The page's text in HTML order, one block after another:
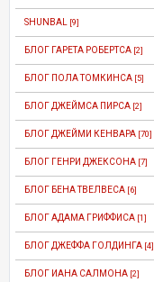
SHUNBAL [9]
БЛОГ ГАРЕТА РОБЕРТСА [2]
БЛОГ ПОЛА ТОМКИНСА [5]
БЛОГ ДЖЕЙМСА ПИРСА [2]
БЛОГ ДЖЕЙМИ КЕНВАРА [70]
БЛОГ ГЕНРИ ДЖЕКСОНА [7]
БЛОГ БЕНА ТВЕЛВЕСА [6]
БЛОГ АДАМА ГРИФФИСА [1]
БЛОГ ДЖЕФФА ГОЛДИНГА [4]
БЛОГ ИАНА САЛМОНА [2]